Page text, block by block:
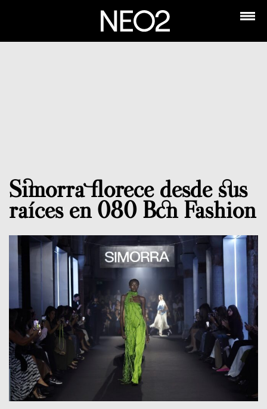
Simorra florece desde sus
raíces en 080 Bcn Fashion